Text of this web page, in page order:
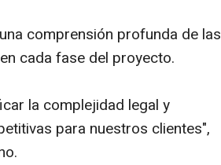
comprensión profunda de las
cada fase del proyecto.
la complejidad legal y
para nuestros clientes",